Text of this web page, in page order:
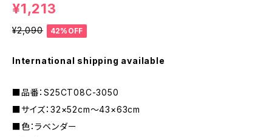
¥1,213
¥2,090 42%OFF
International shipping available
■品番：S25CT08C-3050
■サイズ：32×52cm〜43×63cm
■色：ラベンダー